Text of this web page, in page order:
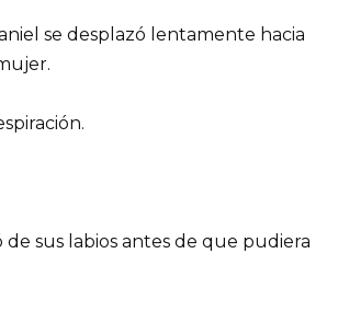
se desplazó lentamente hacia
de sus labios antes de que pudiera